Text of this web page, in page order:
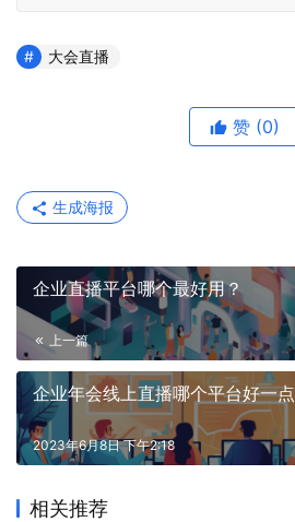
大会直播
赞 (0)
生成海报
企业直播平台哪个最好用？
上一篇
企业年会线上直播哪个平台好一点
2023年6月8日 下午2:18
相关推荐